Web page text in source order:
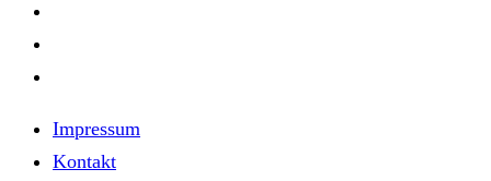
Impressum
Kontakt